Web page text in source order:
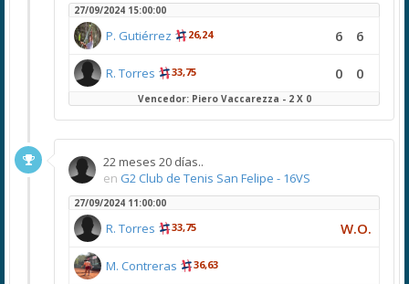
27/09/2024 15:00:00
P. Gutiérrez 26,24 6 6
R. Torres 33,75 0 0
Vencedor: Piero Vaccarezza - 2 X 0
22 meses 20 días..
en G2 Club de Tenis San Felipe - 16VS
27/09/2024 11:00:00
R. Torres 33,75 W.O.
M. Contreras 36,63